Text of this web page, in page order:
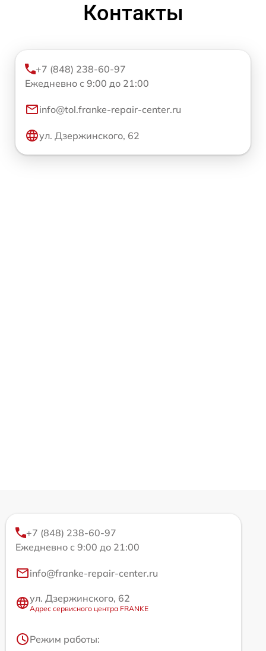
Контакты
+7 (848) 238-60-97
Ежедневно с 9:00 до 21:00
info@tol.franke-repair-center.ru
ул. Дзержинского, 62
+7 (848) 238-60-97
Ежедневно с 9:00 до 21:00
info@franke-repair-center.ru
ул. Дзержинского, 62
Адрес сервисного центра FRANKE
Режим работы: